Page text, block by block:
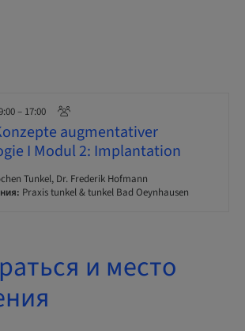
– 17:00
augmentativer
I Modul 2: Implantation
Tunkel, Dr. Frederik Hofmann
Praxis tunkel & tunkel Bad Oeynhausen
и место